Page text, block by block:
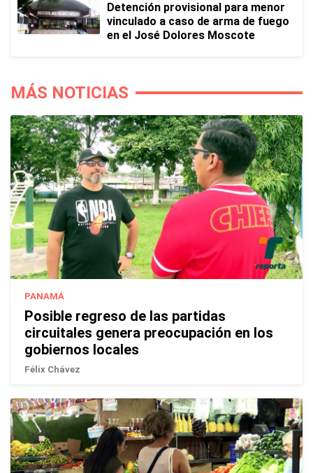
Detención provisional para menor
vinculado a caso de arma de fuego
en el José Dolores Moscote
MÁS NOTICIAS
PANAMÁ
Posible regreso de las partidas
circuitales genera preocupación en los
gobiernos locales
Félix Chávez